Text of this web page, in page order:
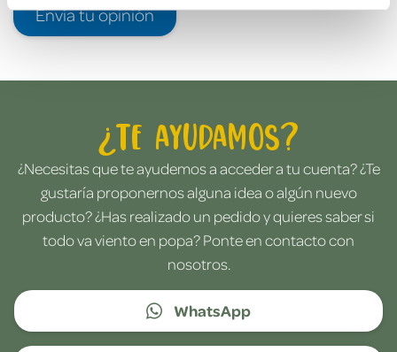
Envía tu opinión
¿Te ayudamos?
¿Necesitas que te ayudemos a acceder a tu cuenta? ¿Te
gustaría proponernos alguna idea o algún nuevo
producto? ¿Has realizado un pedido y quieres saber si
todo va viento en popa? Ponte en contacto con
nosotros.
WhatsApp